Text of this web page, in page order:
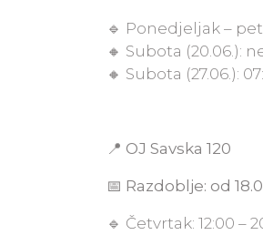
🔹 Ponedjeljak –
🔸 Subota (20.06.):
🔸 Subota (27.06.):
📍 OJ Savska 120
📅 Razdoblje: od
🔹 Četvrtak: 12:00 –